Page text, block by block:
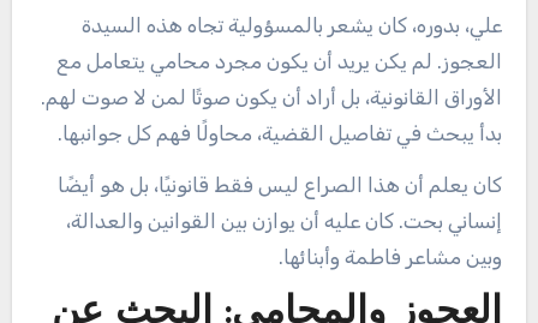
علي، بدوره، كان يشعر بالمسؤولية تجاه هذه السيدة
العجوز. لم يكن يريد أن يكون مجرد محامي يتعامل مع
الأوراق القانونية، بل أراد أن يكون صوتًا لمن لا صوت لهم.
بدأ يبحث في تفاصيل القضية، محاولًا فهم كل جوانبها.
كان يعلم أن هذا الصراع ليس فقط قانونيًا، بل هو أيضًا
إنساني بحت. كان عليه أن يوازن بين القوانين والعدالة،
وبين مشاعر فاطمة وأبنائها.
العجوز والمحامي: البحث عن